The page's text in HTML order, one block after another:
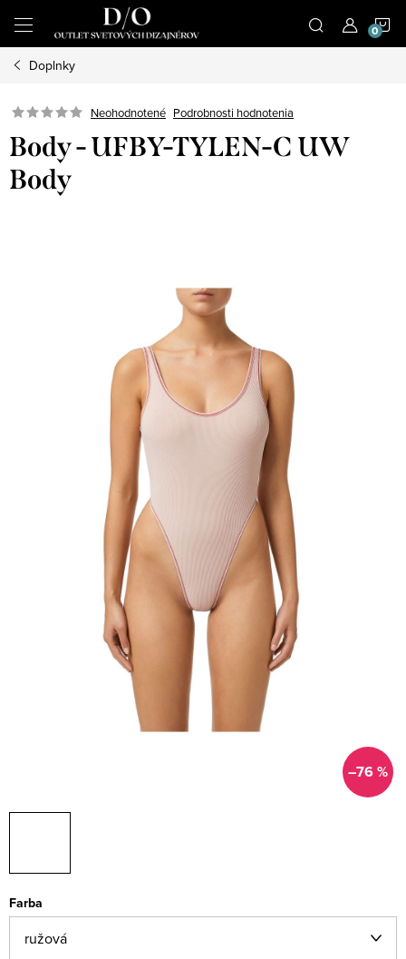
obsah
Doplnky
Neohodnotené Podrobnosti hodnotenia
Body - UFBY-TYLEN-C UW
Body
–76 %
Farba